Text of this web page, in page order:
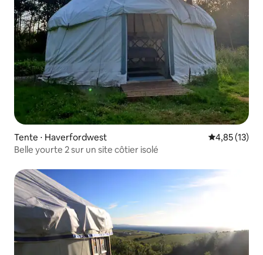
Tente ⋅ Haverfordwest Évaluation
4,85 (13)
Belle yourte 2 sur un site côtier isolé